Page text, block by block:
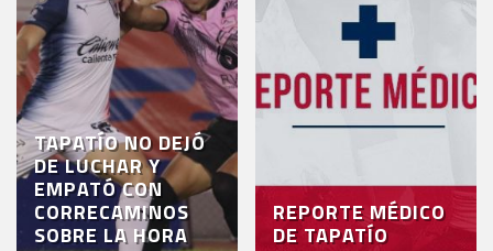
TAPATÍO NO DEJÓ
DE LUCHAR Y
EMPATÓ CON
CORRECAMINOS
SOBRE LA HORA
REPORTE MÉDICO
DE TAPATÍO